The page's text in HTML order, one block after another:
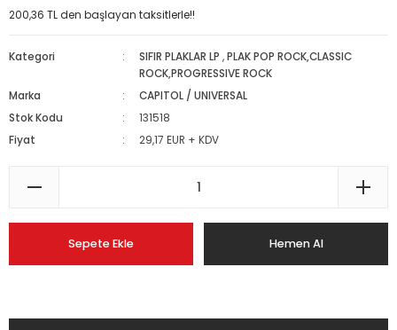
200,36 TL den başlayan taksitlerle!!
Kategori SIFIR PLAKLAR LP ,PLAK POP ROCK,CLASSIC
ROCK,PROGRESSIVE ROCK
Marka
CAPITOL / UNIVERSAL
Stok Kodu
131518
Fiyat
29,17 EUR + KDV
Sepete Ekle Hemen Al